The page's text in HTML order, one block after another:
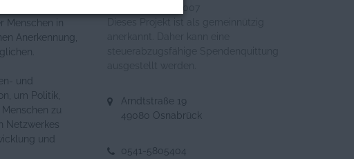
Menschen in
Anerkennung,
und
um Politik,
zu
Netzwerkes
und
Dieses Projekt ist als gemeinnützig
Arndtstraße 19
49080 Osnabrück
0541-5805404